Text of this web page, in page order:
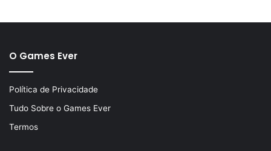
O Games Ever
Política de Privacidade
Tudo Sobre o Games Ever
Termos